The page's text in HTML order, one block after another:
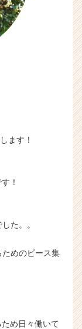
ます！
！
た。。
ためのピース集
め日々働いて